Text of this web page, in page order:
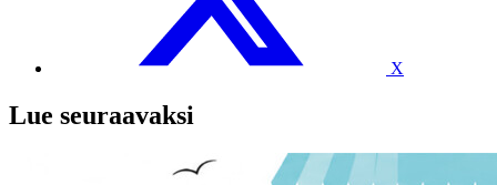
X
Lue seuraavaksi